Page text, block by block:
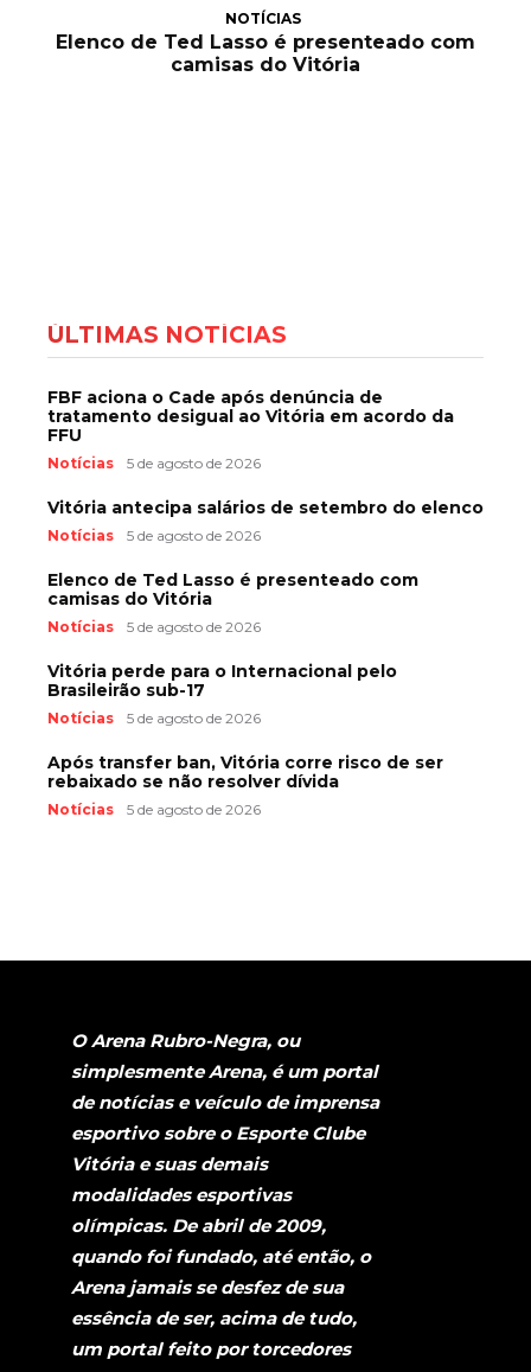
NOTÍCIAS
Elenco de Ted Lasso é presenteado com
camisas do Vitória
ÚLTIMAS NOTÍCIAS
FBF aciona o Cade após denúncia de
tratamento desigual ao Vitória em acordo da
FFU
Notícias 5 de agosto de 2026
Vitória antecipa salários de setembro do elenco
Notícias 5 de agosto de 2026
Elenco de Ted Lasso é presenteado com
camisas do Vitória
Notícias 5 de agosto de 2026
Vitória perde para o Internacional pelo
Brasileirão sub-17
Notícias 5 de agosto de 2026
Após transfer ban, Vitória corre risco de ser
rebaixado se não resolver dívida
Notícias 5 de agosto de 2026
O Arena Rubro-Negra, ou
simplesmente Arena, é um portal
de notícias e veículo de imprensa
esportivo sobre o Esporte Clube
Vitória e suas demais
modalidades esportivas
olímpicas. De abril de 2009,
quando foi fundado, até então, o
Arena jamais se desfez de sua
essência de ser, acima de tudo,
um portal feito por torcedores